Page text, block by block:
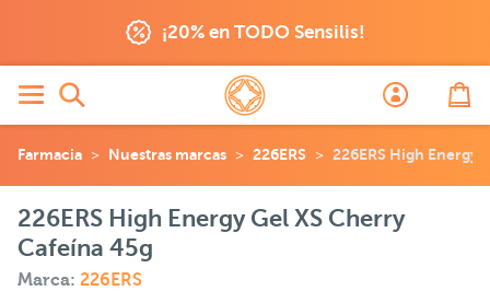
¡20% en TODO Sensilis!
Farmacia Nuestras marcas 226ERS 226ERS High Energy
226ERS High Energy Gel XS Cherry
Cafeína 45g
Marca: 226ERS